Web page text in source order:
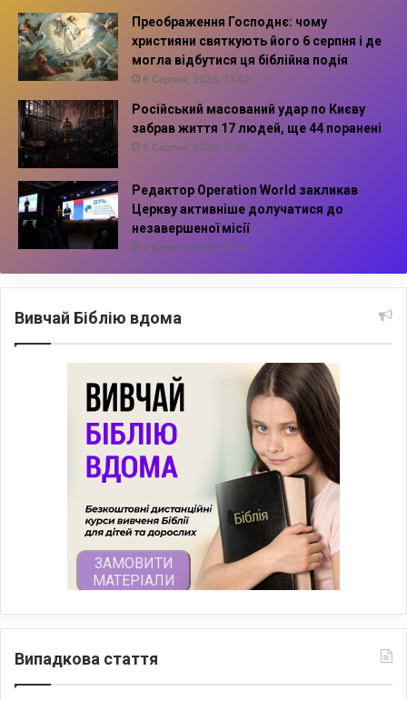
Преображення Господнє: чому
християни святкують його 6 серпня і де
могла відбутися ця біблійна подія
6 Серпня, 2026, 13:42
Російський масований удар по Києву
забрав життя 17 людей, ще 44 поранені
5 Серпня, 2026, 11:16
Редактор Operation World закликав
Церкву активніше долучатися до
незавершеної місії
5 Серпня, 2026, 10:14
Вивчай Біблію вдома
Випадкова стаття